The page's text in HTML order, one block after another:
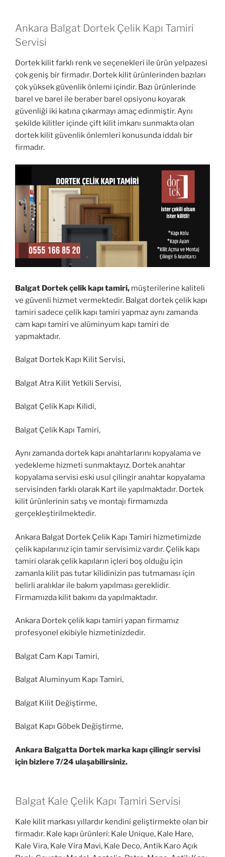
Ankara Balgat Dortek Çelik Kapı Tamiri
Servisi
Dortek kilit farklı renk ve seçenekleri ile ürün yelpazesi
çok geniş bir firmadır. Dortek kilit ürünlerinden bazıları
çok yüksek güvenlik önlemi içindir. Bazı ürünlerinde
barel ve barel ile beraber barel opsiyonu koyarak
güvenliği iki katına çıkarmayı amaç edinmiştir. Aynı
şekilde kilitler içinde çift kilit imkanı sunmakta olan
dortek kilit güvenlik önlemleri konusunda iddalı bir
firmadır.
Balgat Dortek çelik kapı tamiri, müşterilerine kaliteli
ve güvenli hizmet vermektedir. Balgat dortek çelik kapı
tamiri sadece çelik kapı tamiri yapmaz aynı zamanda
cam kapı tamiri ve alüminyum kapı tamiri de
yapmaktadır.
Balgat Dortek Kapı Kilit Servisi,
Balgat Atra Kilit Yetkili Servisi,
Balgat Çelik Kapı Kilidi,
Balgat Çelik Kapı Tamiri,
Aynı zamanda dortek kapı anahtarlarını kopyalama ve
yedekleme hizmeti sunmaktayız. Dortek anahtar
kopyalama servisi eski usul çilingir anahtar kopyalama
servisinden farklı olarak Kart ile yapılmaktadır. Dortek
kilit ürünlerinin satış ve montajı firmamızda
gerçekleştirilmektedir.
Ankara Balgat Dortek Çelik Kapı Tamiri hizmetimizde
çelik kapılarınız için tamir servisimiz vardır. Çelik kapı
tamiri olarak çelik kapıların içleri boş olduğu için
zamanla kilit pas tutar kilidinizin pas tutmaması için
belirli aralıklar ile bakım yapılması gereklidir.
Firmamızda kilit bakımı da yapılmaktadır.
Ankara Dortek çelik kapı tamiri yapan firmamız
profesyonel ekibiyle hizmetinizdedir.
Balgat Cam Kapı Tamiri,
Balgat Aluminyum Kapı Tamiri,
Balgat Kilit Değiştirme,
Balgat Kapı Göbek Değiştirme,
Ankara Balgatta Dortek marka kapı çilingir servisi
için bizlere 7/24 ulaşabilirsiniz.
Balgat Kale Çelik Kapı Tamiri Servisi
Kale kilit markası yıllardır kendini geliştirmekte olan bir
firmadır. Kale kapı ürünleri: Kale Unique, Kale Hare,
Kale Vira, Kale Vira Mavi, Kale Deco, Antik Karo Açık